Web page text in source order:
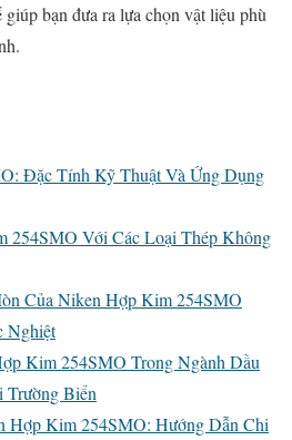
bạn đưa ra lựa chọn vật liệu phù
Đặc Tính Kỹ Thuật Và Ứng Dụng
254SMO Với Các Loại Thép Không
Của Niken Hợp Kim 254SMO
Nghiệt
Kim 254SMO Trong Ngành Dầu
Trường Biển
Hợp Kim 254SMO: Hướng Dẫn Chi